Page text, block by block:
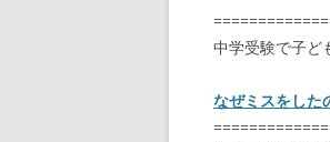
中学受験で子ど
なぜミスをした